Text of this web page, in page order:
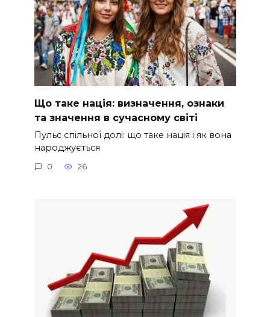
Що таке нація: визначення, ознаки
та значення в сучасному світі
Пульс спільної долі: що таке нація і як вона
народжується
0 26